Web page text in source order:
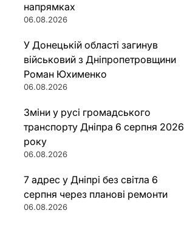
напрямках
06.08.2026
У Донецькій області загинув
військовий з Дніпропетровщини
Роман Юхименко
06.08.2026
Зміни у русі громадського
транспорту Дніпра 6 серпня 2026
року
06.08.2026
7 адрес у Дніпрі без світла 6
серпня через планові ремонти
06.08.2026